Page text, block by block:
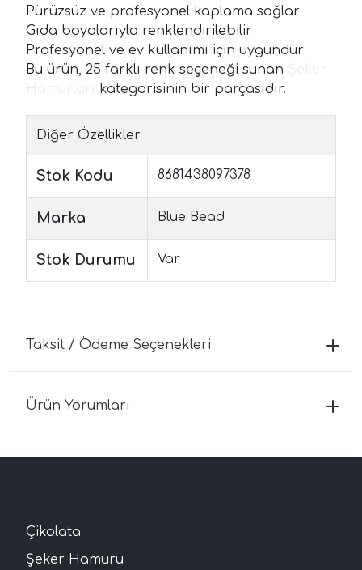
Pürüzsüz ve profesyonel kaplama sağlar
Gıda boyalarıyla renklendirilebilir
Profesyonel ve ev kullanımı için uygundur
Bu ürün, 25 farklı renk seçeneği sunan
kategorisinin bir parçasıdır.
Diğer Özellikler
Stok Kodu 8681438097378
Marka Blue Bead
Stok Durumu Var
Taksit / Ödeme Seçenekleri
Ürün Yorumları
Çikolata
Şeker Hamuru